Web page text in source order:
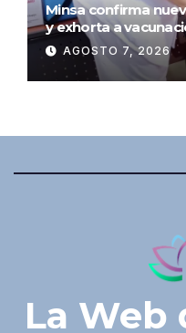
Minsa confirma
y exhorta a
AGOSTO 7, 2026
La Web